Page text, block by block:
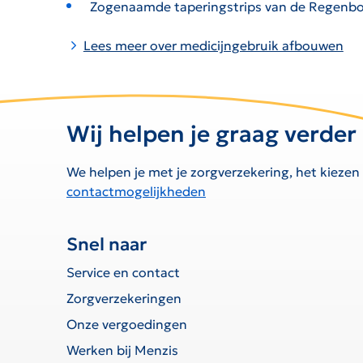
Zogenaamde taperingstrips van de
Lees meer over medicijngebruik afbouwen
Wij helpen je graag verder
We helpen je met je zorgverzekering, het
contactmogelijkheden
Snel naar
Service en contact
Zorgverzekeringen
Onze vergoedingen
Werken bij Menzis